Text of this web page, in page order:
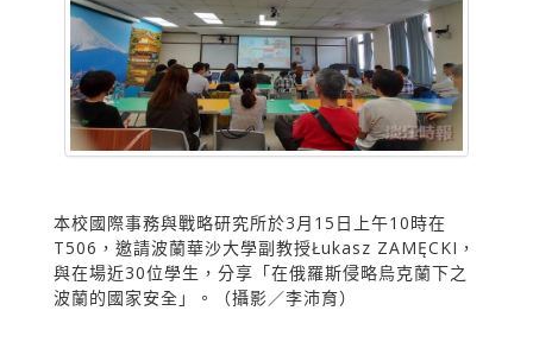
本校國際事務與戰略研究所於3月15日上午10時在
T506，邀請波蘭華沙大學副教授Łukasz ZAMĘCKI，
與在場近30位學生，分享「在俄羅斯侵略烏克蘭下之
波蘭的國家安全」。（攝影／李沛育）